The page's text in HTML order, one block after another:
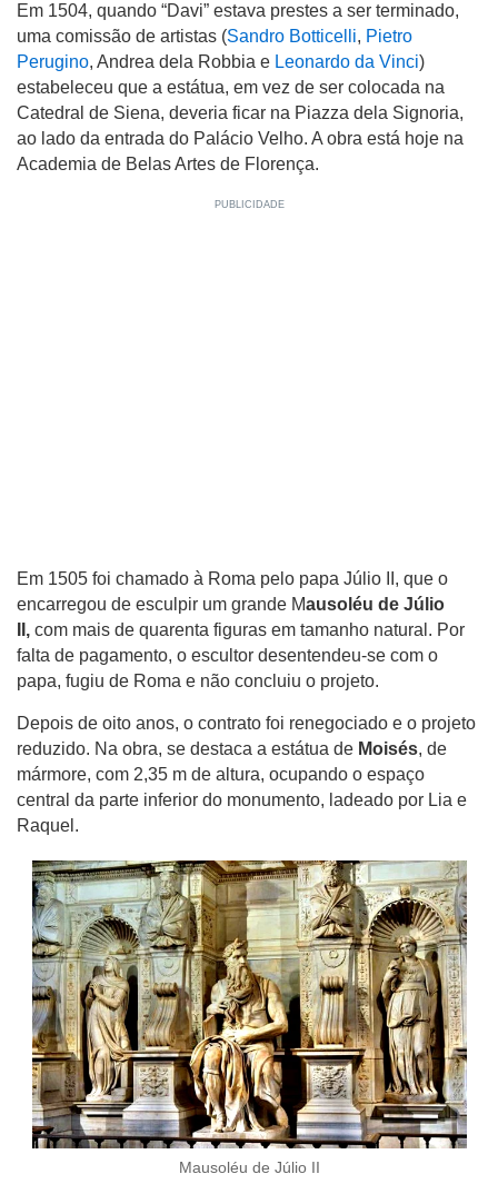
Em 1504, quando “Davi” estava prestes a ser terminado,
uma comissão de artistas (Sandro Botticelli, Pietro
Perugino, Andrea dela Robbia e Leonardo da Vinci)
estabeleceu que a estátua, em vez de ser colocada na
Catedral de Siena, deveria ficar na Piazza dela Signoria,
ao lado da entrada do Palácio Velho. A obra está hoje na
Academia de Belas Artes de Florença.
Em 1505 foi chamado à Roma pelo papa Júlio II, que o
encarregou de esculpir um grande Mausoléu de Júlio
II, com mais de quarenta figuras em tamanho natural. Por
falta de pagamento, o escultor desentendeu-se com o
papa, fugiu de Roma e não concluiu o projeto.
Depois de oito anos, o contrato foi renegociado e o projeto
reduzido. Na obra, se destaca a estátua de Moisés, de
mármore, com 2,35 m de altura, ocupando o espaço
central da parte inferior do monumento, ladeado por Lia e
Raquel.
Mausoléu de Júlio II